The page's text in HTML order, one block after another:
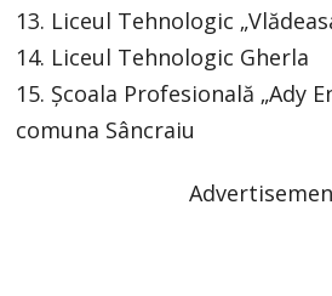
13. Liceul Tehnologic
14. Liceul Tehnologic Gherla
15. Școala Profesională „Ady
comuna Sâncraiu